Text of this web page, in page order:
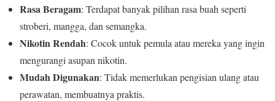
Rasa Beragam: Terdapat banyak pilihan rasa buah seperti
stroberi, mangga, dan semangka.
Nikotin Rendah: Cocok untuk pemula atau mereka yang ingin
mengurangi asupan nikotin.
Mudah Digunakan: Tidak memerlukan pengisian ulang atau
perawatan, membuatnya praktis.